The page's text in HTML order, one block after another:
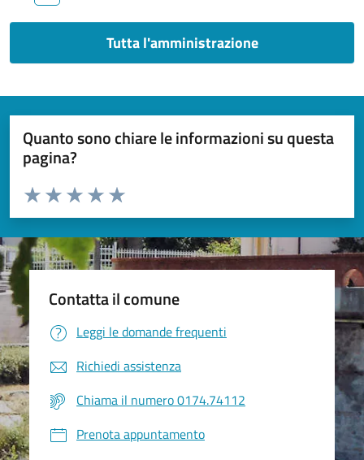
Tutta l'amministrazione
Quanto sono chiare le informazioni su questa
pagina?
Valuta da 1 a 5 stelle la pagina
Valuta 5 stelle su 5
Valuta 4 stelle su 5
Valuta 3 stelle su 5
Valuta 2 stelle su 5
Valuta 1 stelle su 5
Contatta il comune
Leggi le domande frequenti
Richiedi assistenza
Chiama il numero 0174.74112
Prenota appuntamento